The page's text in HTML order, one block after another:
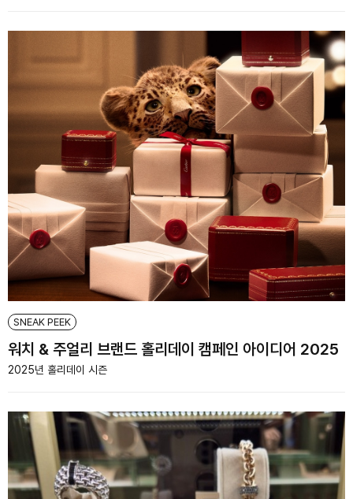
SNEAK PEEK
워치 & 주얼리 브랜드 홀리데이 캠페인 아이디어 2025
2025년 홀리데이 시즌